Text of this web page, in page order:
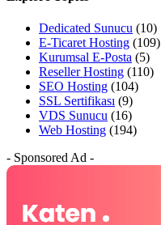
Dedicated Sunucu (10)
E-Ticaret Hosting (109)
Kurumsal E-Posta (5)
Reseller Hosting (110)
SEO Hosting (104)
SSL Sertifikası (9)
VDS Sunucu (16)
Web Hosting (194)
- Sponsored Ad -